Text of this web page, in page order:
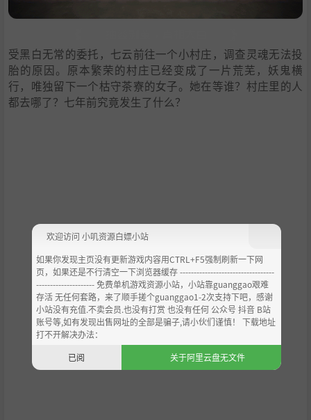
受黑白无常的委托，七云前往一个小村庄，调查灵魂无法投
胎的原因。原本繁荣的村庄已经变成了一片荒芜，妖鬼横
行，唯独留下一个枯守茶寮的女子。她在等谁？村庄里的人
都去哪了？七年前究竟发生了什么？
欢迎访问 小叽资源白嫖小站
如果你发现主页没有更新游戏内容用CTRL+F5强制刷新一下网
页，如果还是不行清空一下浏览器缓存 ----------------------------------
--------------------- 免费单机游戏资源小站，小站靠guanggao艰难
存活 无任何套路，来了顺手搓个guanggao1-2次支持下吧，感谢
小站没有充值.不卖会员.也没有打赏 也没有任何 公众号 抖音 B站
账号等,如有发现出售网址的全部是骗子,请小伙们谨慎！ 下载地址
打不开解决办法：
已阅
关于阿里云盘无文件